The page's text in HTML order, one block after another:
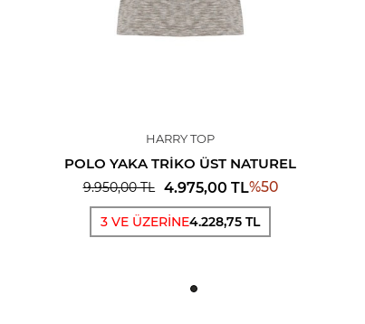
HARRY TOP
POLO YAKA TRIKO ÜST NATUREL
9.950,00TL 4.975,00 TL%50
3 VE ÜZERİNE4.228,75 TL